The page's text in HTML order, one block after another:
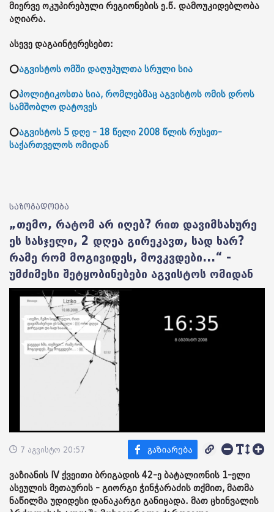
მიერვე ოკუპირებული რეგიონების ე.წ. დამოუკიდებლობა
აღიარა.
ასევე დაგაინტერესებთ:
⭕აგვისტოს ომში დაღუპულთა სრული სია
⭕პოლიტიკოსთა სია, რომლებმაც აგვისტოს ომის დროს
სამშობლო დატოვეს
⭕აგვისტოს 5 დღე - 18 წელი 2008 წლის რუსეთ-
საქართველოს ომიდან
საზოგადოება
„თემო, რატომ არ იღებ? რით დავიმსახურე
ეს სასჯელი, 2 დღეა გირეკავთ, სად ხარ?
რამე რომ მოგივიდეს, მოვკვდები...“ -
უმძიმესი შეტყობინებები აგვისტოს ომიდან
7 აგვისტო 20:57
ვაზიანის IV ქვეითი ბრიგადის 42-ე ბატალიონის 1-ელი
ასეულის მეთაურის - გიორგი ჭინჭარაძის თქმით, მათმა
ნაწილმა უდიდესი დანაკარგი განიცადა. მათ ცხინვალის